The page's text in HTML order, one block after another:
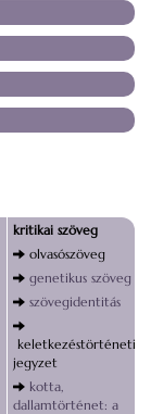
kritikai szöveg
olvasószöveg
genetikus szöveg
szövegidentitás
keletkezéstörténeti
jegyzet
kotta,
dallamtörténet: a